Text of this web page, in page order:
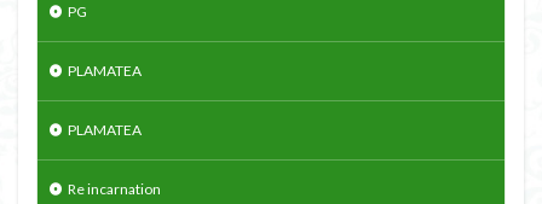
PG
PLAMATEA
PLAMATEA
Re incarnation